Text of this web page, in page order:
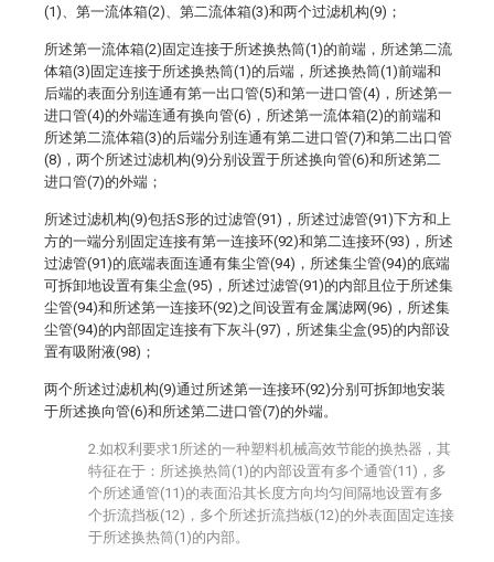
(1)、第一流体箱(2)、第二流体箱(3)和两个过滤机构(9)；
所述第一流体箱(2)固定连接于所述换热筒(1)的前端，所述第二流
体箱(3)固定连接于所述换热筒(1)的后端，所述换热筒(1)前端和
后端的表面分别连通有第一出口管(5)和第一进口管(4)，所述第一
进口管(4)的外端连通有换向管(6)，所述第一流体箱(2)的前端和
所述第二流体箱(3)的后端分别连通有第二进口管(7)和第二出口管
(8)，两个所述过滤机构(9)分别设置于所述换向管(6)和所述第二
进口管(7)的外端；
所述过滤机构(9)包括S形的过滤管(91)，所述过滤管(91)下方和上
方的一端分别固定连接有第一连接环(92)和第二连接环(93)，所述
过滤管(91)的底端表面连通有集尘管(94)，所述集尘管(94)的底端
可拆卸地设置有集尘盒(95)，所述过滤管(91)的内部且位于所述集
尘管(94)和所述第一连接环(92)之间设置有金属滤网(96)，所述集
尘管(94)的内部固定连接有下灰斗(97)，所述集尘盒(95)的内部设
置有吸附液(98)；
两个所述过滤机构(9)通过所述第一连接环(92)分别可拆卸地安装
于所述换向管(6)和所述第二进口管(7)的外端。
2.如权利要求1所述的一种塑料机械高效节能的换热器，其
特征在于：所述换热筒(1)的内部设置有多个通管(11)，多
个所述通管(11)的表面沿其长度方向均匀间隔地设置有多
个折流挡板(12)，多个所述折流挡板(12)的外表面固定连接
于所述换热筒(1)的内部。